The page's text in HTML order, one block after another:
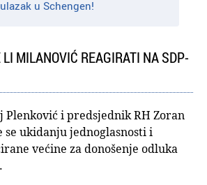
u Schengen!
LI MILANOVIĆ REAGIRATI NA SDP-
i predsjednik RH Zoran
ukidanju jednoglasnosti i
većine za donošenje odluka